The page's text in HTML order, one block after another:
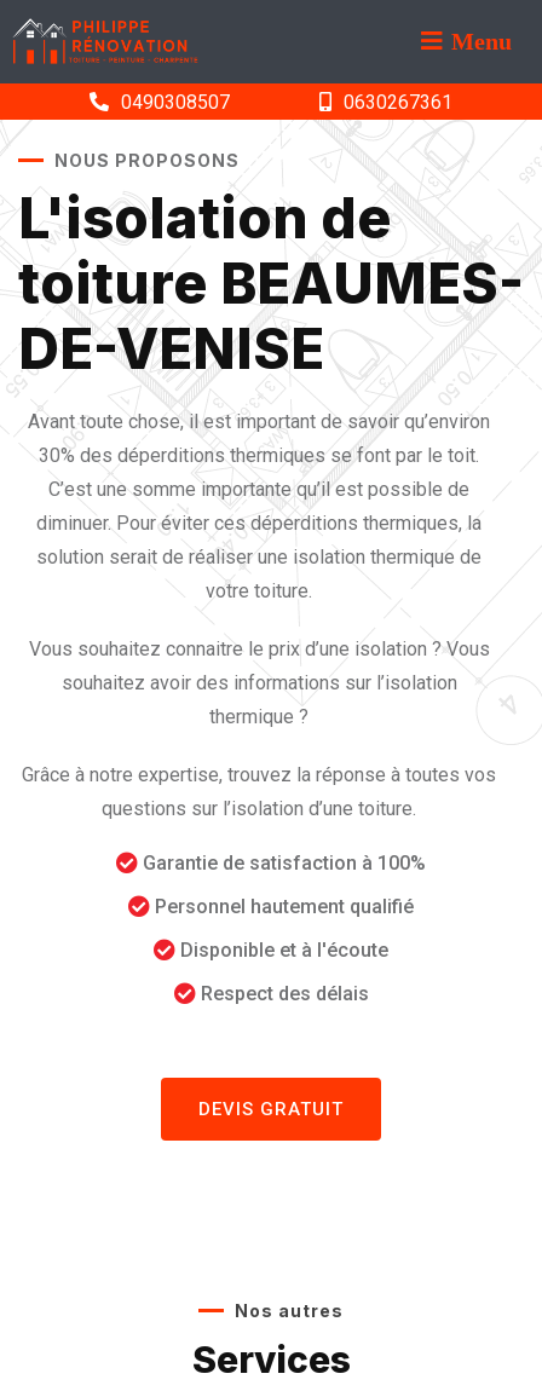
Menu
0490308507 0630267361
NOUS PROPOSONS
L'isolation de
toiture BEAUMES-
DE-VENISE
Avant toute chose, il est important de savoir qu’environ
30% des déperditions thermiques se font par le toit.
C’est une somme importante qu’il est possible de
diminuer. Pour éviter ces déperditions thermiques, la
solution serait de réaliser une isolation thermique de
votre toiture.
Vous souhaitez connaitre le prix d’une isolation ? Vous
souhaitez avoir des informations sur l’isolation
thermique ?
Grâce à notre expertise, trouvez la réponse à toutes vos
questions sur l’isolation d’une toiture.
Garantie de satisfaction à 100%
Personnel hautement qualifié
Disponible et à l'écoute
Respect des délais
DEVIS GRATUIT
Nos autres
Services